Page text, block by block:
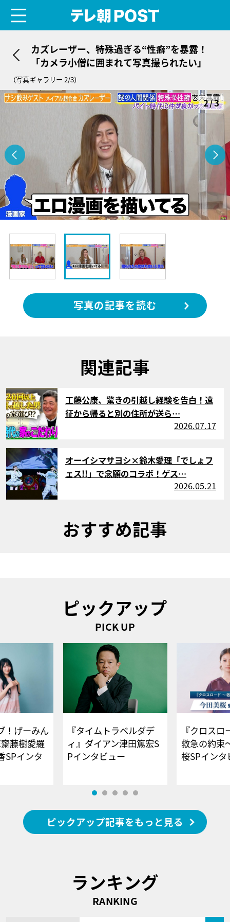
カズレーザー、特殊過ぎる“性癖”を暴露！
「カメラ小僧に囲まれて写真撮られたい」
（写真ギャラリー 2/3）
2/3
写真の記事を読む
関連記事
サムネイル
工藤公康、驚きの引越し経験を告白！遠
征から帰ると別の住所が送ら…
2026.07.17
サムネイル
オーイシマサヨシ×鈴木愛理「でしょフ
ェス!!」で念願のコラボ！ゲス…
2026.05.21
おすすめ記事
ピックアップ
PICK UP
！げーみん
藤樹愛羅
SPインタ
『タイムトラベルダデ
ィ』ダイアン津田篤宏S
Pインタビュー
『クロス
救急の約束
桜SPイ
ピックアップ記事をもっと見る
ランキング
RANKING